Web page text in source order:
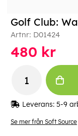
Se mer från Soft Source
Golf Club:
Artnr: D01424
480 kr
Leverans: 5-9